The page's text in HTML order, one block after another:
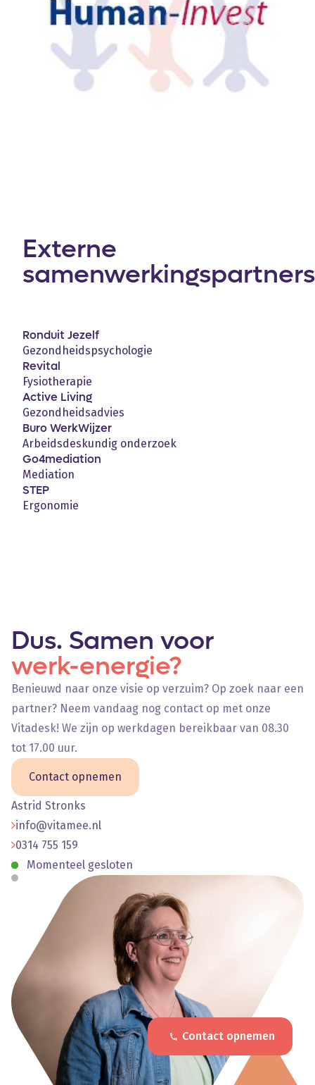
Externe
samenwerkingspartners
Ronduit Jezelf
Gezondheidspsychologie
Revital
Fysiotherapie
Active Living
Gezondheidsadvies
Buro WerkWijzer
Arbeidsdeskundig onderzoek
Go4mediation
Mediation
STEP
Ergonomie
Dus. Samen voor
werk-energie?
Benieuwd naar onze visie op verzuim? Op zoek naar een
partner? Neem vandaag nog contact op met onze
Vitadesk! We zijn op werkdagen bereikbaar van 08.30
tot 17.00 uur.
Contact opnemen
Astrid Stronks
info@vitamee.nl
0314 755 159
Momenteel gesloten
Contact opnemen